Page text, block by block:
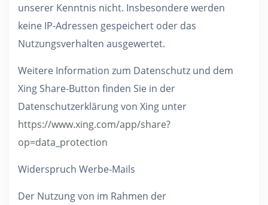
unserer Kenntnis nicht. Insbesondere werden
keine IP-Adressen gespeichert oder das
Nutzungsverhalten ausgewertet.
Weitere Information zum Datenschutz und dem
Xing Share-Button finden Sie in der
Datenschutzerklärung von Xing unter
https://www.xing.com/app/share?
op=data_protection
Widerspruch Werbe-Mails
Der Nutzung von im Rahmen der